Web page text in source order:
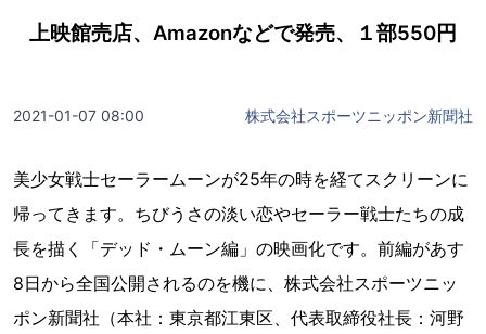
上映館売店、Amazonなどで発売、１部550円
2021-01-07 08:00 株式会社スポーツニッポン新聞社
美少女戦士セーラームーンが25年の時を経てスクリーンに
帰ってきます。ちびうさの淡い恋やセーラー戦士たちの成
長を描く「デッド・ムーン編」の映画化です。前編があす
8日から全国公開されるのを機に、株式会社スポーツニッ
ポン新聞社（本社：東京都江東区、代表取締役社長：河野